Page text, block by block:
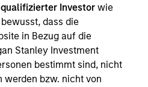
qualifizierter Investor wie
dass die
in Bezug auf die
Stanley Investment
bestimmt sind, nicht
werden bzw. nicht von
Capital